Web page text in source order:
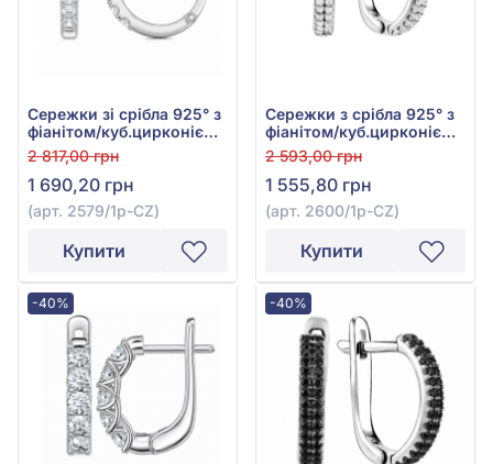
Сережки зі срібла 925° з
фіанітом/куб.цирконієм,
арт. 2579/1р-CZ
2 817,00 грн
1 690,20 грн
(арт. 2579/1р-CZ)
Купити
Сережки з срібла 925° з
фіанітом/куб.цирконієм,
арт. 2600/1р-CZ
2 593,00 грн
1 555,80 грн
(арт. 2600/1р-CZ)
Купити
-40% -40%